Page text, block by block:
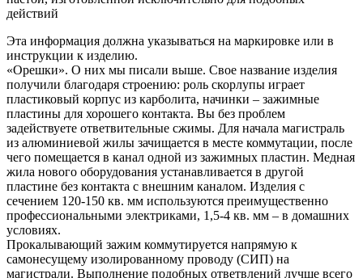
действий
Эта информация должна указываться на маркировке или в
инструкции к изделию.
«Орешки». О них мы писали выше. Свое название изделия
получили благодаря строению: роль скорлупы играет
пластиковый корпус из карболита, начинки – зажимные
пластины для хорошего контакта. Вы без проблем
задействуете ответвительные сжимы. Для начала магистраль
из алюминиевой жилы зачищается в месте коммутации, после
чего помещается в канал одной из зажимных пластин. Медная
жила нового оборудования устанавливается в другой
пластине без контакта с внешним каналом. Изделия с
сечением 120-150 кв. мм используются преимущественно
профессиональными электриками, 1,5-4 кв. мм – в домашних
условиях.
Прокалывающий зажим коммутируется напрямую к
самонесущему изолированному проводу (СИП) на
магистрали. Выполнение подобных ответвлений лучше всего